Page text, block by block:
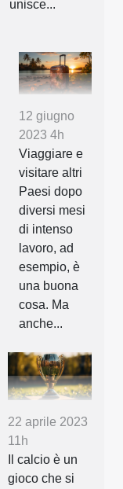
unisce...
12 giugno
2023 4h
Viaggiare e
visitare altri
Paesi dopo
diversi mesi
di intenso
lavoro, ad
esempio, è
una buona
cosa. Ma
anche...
22 aprile 2023
11h
Il calcio è un
gioco che si